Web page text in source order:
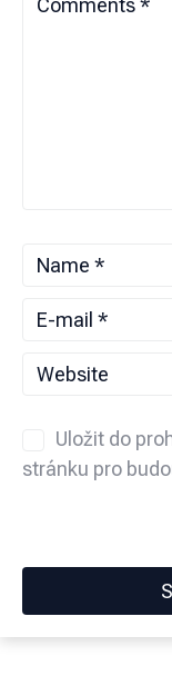
Uložit do
stránku pro